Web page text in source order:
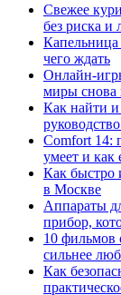
Свежее
без риска
Капельница
чего ждать
Онлайн-
миры снова
Как найти и
Comfort 14:
умеет и как
Как быстро
в Москве
Аппараты
прибор,
10 фильмов
сильнее
Как